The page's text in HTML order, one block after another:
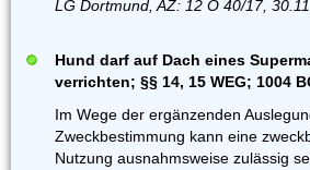
LG Dortmund, AZ: 12 O 40/17,
Hund darf auf Dach eines
verrichten; §§ 14, 15 WEG; 1004
Im Wege der ergänzenden
Zweckbestimmung kann eine
Nutzung ausnahmsweise zulässig